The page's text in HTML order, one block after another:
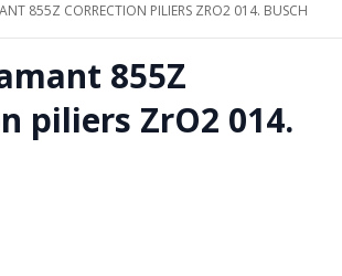
855Z CORRECTION PILIERS ZRO2 014. BUSCH
855Z
piliers ZrO2 014.